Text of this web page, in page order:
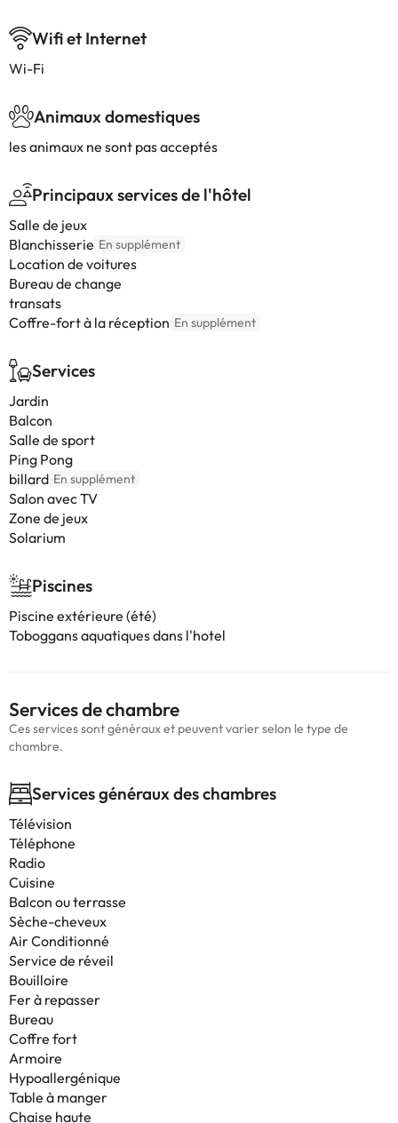
Wifi et Internet
Wi-Fi
Animaux domestiques
les animaux ne sont pas acceptés
Principaux services de l'hôtel
Salle de jeux
Blanchisserie En supplément
Location de voitures
Bureau de change
transats
Coffre-fort à la réception En supplément
Services
Jardin
Balcon
Salle de sport
Ping Pong
billard En supplément
Salon avec TV
Zone de jeux
Solarium
Piscines
Piscine extérieure (été)
Toboggans aquatiques dans l'hotel
Services de chambre
Ces services sont généraux et peuvent varier selon le type de
chambre.
Services généraux des chambres
Télévision
Téléphone
Radio
Cuisine
Balcon ou terrasse
Sèche-cheveux
Air Conditionné
Service de réveil
Bouilloire
Fer à repasser
Bureau
Coffre fort
Armoire
Hypoallergénique
Table à manger
Chaise haute